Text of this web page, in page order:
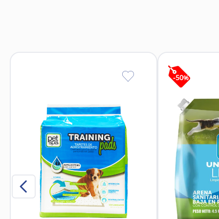
Silicona flexible y resistente: Material seguro y no
-50%